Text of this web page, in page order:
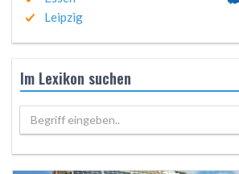
Leipzig
Im Lexikon suchen
Begriff eingeben..